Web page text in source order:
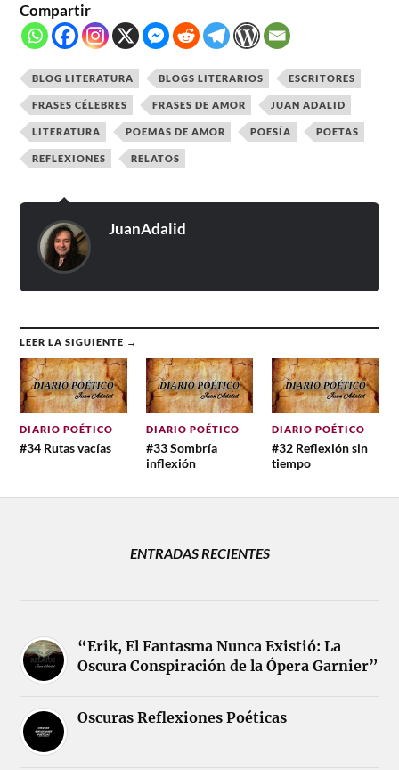
Compartir
BLOG LITERATURA BLOGS LITERARIOS ESCRITORES
FRASES CÉLEBRES FRASES DE AMOR JUAN ADALID
LITERATURA POEMAS DE AMOR POESÍA POETAS
REFLEXIONES RELATOS
JuanAdalid
LEER LA SIGUIENTE →
DIARIO POÉTICO
#34 Rutas vacías
DIARIO POÉTICO
#33 Sombría
inflexión
DIARIO POÉTICO
#32 Reflexión sin
tiempo
ENTRADAS RECIENTES
“Erik, El Fantasma Nunca Existió: La
Oscura Conspiración de la Ópera Garnier”
Oscuras Reflexiones Poéticas